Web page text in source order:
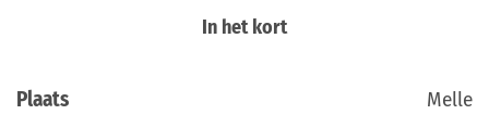
In het kort
Plaats Melle